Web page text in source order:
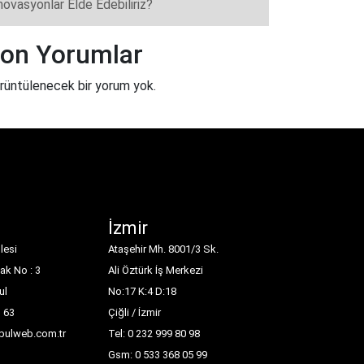
Elde Edebiliriz?
Yorumlar
bir yorum yok.
No : 3
63
İzmir
Ataşehir Mh. 8001/3 Sk.
Ali Öztürk İş Merkezi
No:17 K:4 D:18
Çiğli / İzmir
Tel: 0 232 999 80 98
Gsm: 0 533 368 05 99